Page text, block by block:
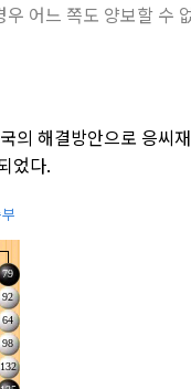
어느 쪽도 양보할 수
의 해결방안으로 응씨
었다.